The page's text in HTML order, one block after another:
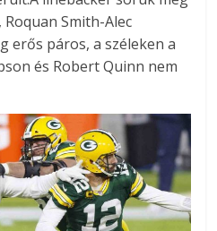
Smith-Alec
erős páros, a széleken a
és Robert Quinn nem